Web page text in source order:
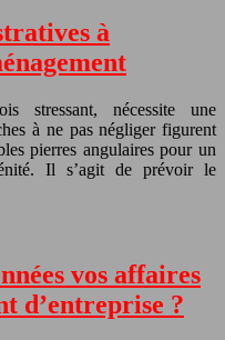
à
stressant, nécessite une
à ne pas négliger figurent
pierres angulaires pour un
Il s’agit de prévoir le
vos affaires
d’entreprise ?